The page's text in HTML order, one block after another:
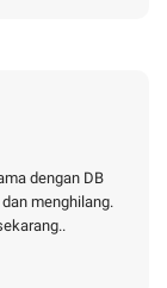
dengan DB
menghilang.